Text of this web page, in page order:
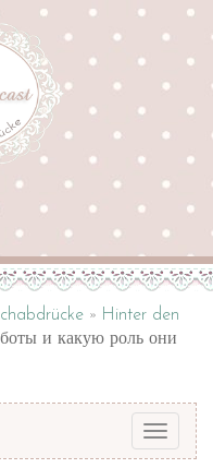
Hinter den
и какую роль они
Toggle